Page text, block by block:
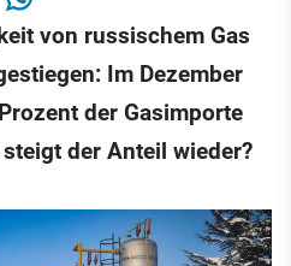
von russischem Gas
Im Dezember
der Gasimporte
der Anteil wieder?